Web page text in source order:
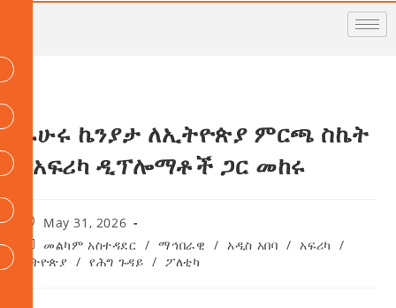
ኡሁሩ ኬንያታ ለኢትዮጵያ ምርጫ ስኬት
ከአፍሪካ ዲፕሎማቶች ጋር መከሩ
May 31, 2026
መልካም አስተዳደር / ማኅበራዊ / አዲስ አበባ / አፍሪካ /
ኢትዮጵያ / የሕግ ጉዳይ / ፖለቲካ